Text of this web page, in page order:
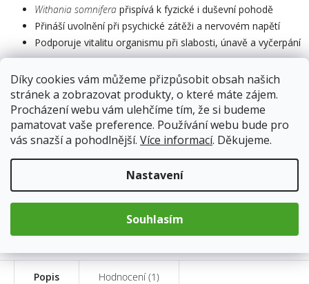
Díky cookies vám můžeme přizpůsobit obsah našich
stránek a zobrazovat produkty, o které máte zájem.
Procházení webu vám ulehčíme tím, že si budeme
pamatovat vaše preference. Používání webu bude pro
vás snazší a pohodlnější. Více informací. Děkujeme.
Nastavení
Souhlasím
Skladem 11.8.2026
Withania somnifera přispívá k fyzické i duševní pohodě
Přináší uvolnění při psychické zátěži a nervovém napětí
Podporuje vitalitu organismu při slabosti, únavě a vyčerpání
Doprava od 59Kč
147 Kč
Měrná
cena:
Popis Hodnocení (1)